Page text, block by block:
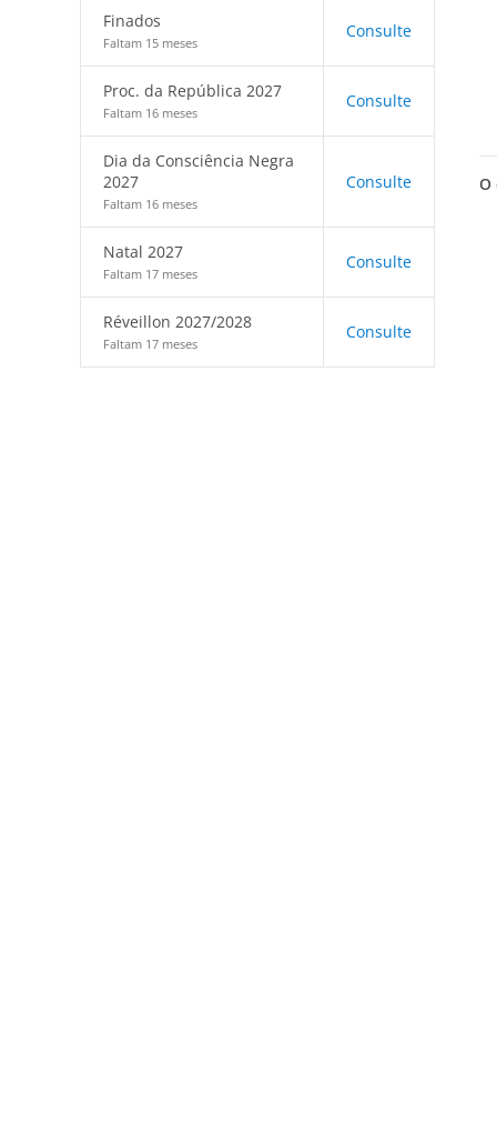
Finados
Faltam 15 meses
Consulte
Proc. da República 2027
Faltam 16 meses
Consulte
Dia da Consciência Negra
2027
Faltam 16 meses
Consulte
Natal 2027
Faltam 17 meses
Consulte
Réveillon 2027/2028
Faltam 17 meses
Consulte
O